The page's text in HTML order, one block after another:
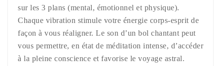
sur les 3 plans (mental, émotionnel et physique).
Chaque vibration stimule votre énergie corps-esprit de
façon à vous réaligner. Le son d’un bol chantant peut
vous permettre, en état de méditation intense, d’accéder
à la pleine conscience et favorise le voyage astral.